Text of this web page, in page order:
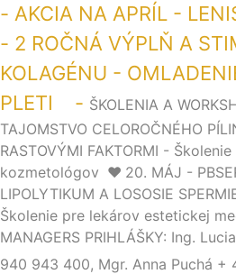
- AKCIA NA APRÍL -
- 2 ROČNÁ VÝPLŇ A
KOLAGÉNU -
PLETI - ŠKOLENIA A
TAJOMSTVO CELOROČNÉHO
RASTOVÝMI FAKTORMI -
kozmetológov ❤️ 20. MÁJ -
LIPOLYTIKUM A LOSOSIE
Školenie pre lekárov estetickej
MANAGERS PRIHLÁŠKY: Ing.
940 943 400, Mgr. Anna Puchá +